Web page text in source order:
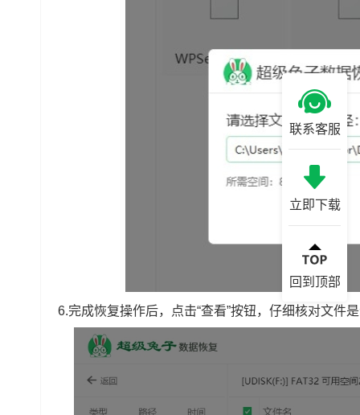
6.完成恢复操作后，点击“查看”按钮，仔细核对文件
联系客服
立即下载
回到顶部